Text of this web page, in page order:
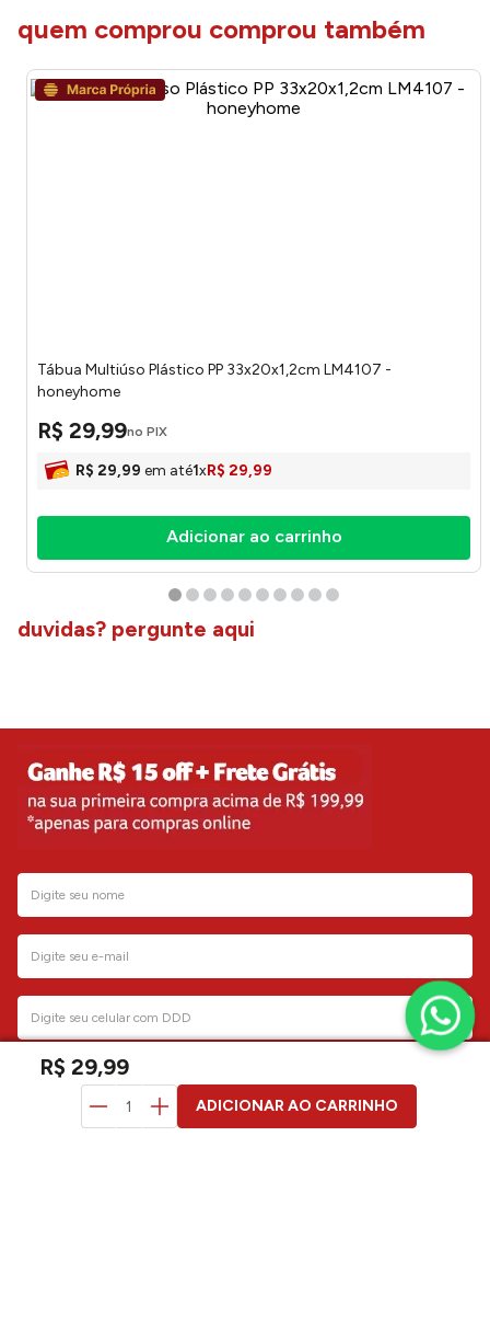
R$ 29,99
ADICIONAR AO CARRINHO
Tábua Multiúso Plástico PP 33x20x1,2cm LM4107 -
R$ 29,99
R$29,99em até1xR$29,99
Adicionar ao carrinho
duvidas? pergunte aqui